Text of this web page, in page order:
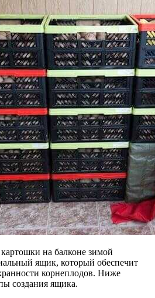
на балконе зимой
ящик, который обеспечит
корнеплодов. Ниже
создания ящика.